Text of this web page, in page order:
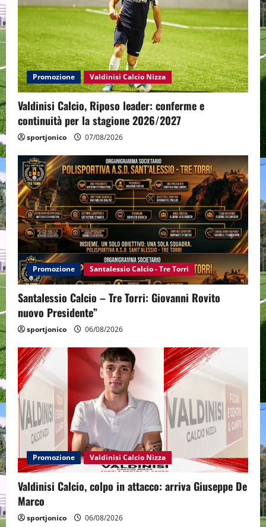
Promozione Valdinisi Calcio Nizza
Valdinisi Calcio, Riposo leader: conferme e
continuità per la stagione 2026/2027
sportjonico 07/08/2026
Promozione Santalessio Calcio - Tre Torri
Santalessio Calcio – Tre Torri: Giovanni Rovito
nuovo Presidente”
sportjonico 06/08/2026
Promozione Valdinisi Calcio Nizza
Valdinisi Calcio, colpo in attacco: arriva Giuseppe De
Marco
sportjonico 06/08/2026